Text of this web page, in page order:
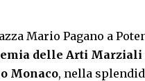
Mario Pagano a
delle Arti Marziali
Monaco, nella